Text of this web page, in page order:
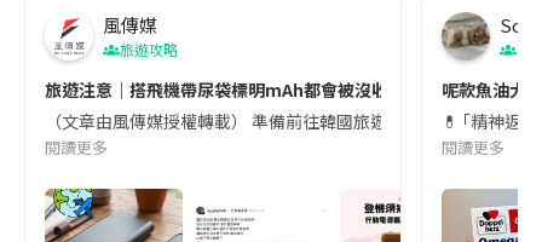
風傳媒
旅遊攻略
旅遊注意｜搭飛機帶尿袋標明mAh都會被沒收😱出發前切記檢查
（文章由風傳媒授權轉載） 準備前往韓國旅遊的民眾，近期要
閱讀更多
Soul
呢款魚油大
💊 ｢精神返
閱讀更多